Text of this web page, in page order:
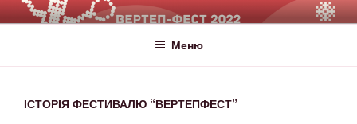
ВЕРТЕП-ФЕСТ
За Світло те, що Темряву здолало!
Меню
ІСТОРІЯ ФЕСТИВАЛЮ “ВЕРТЕПФЕСТ”